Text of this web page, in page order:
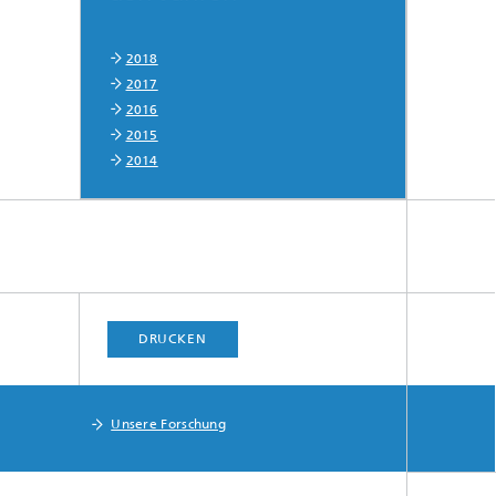
2018
2017
2016
2015
2014
DRUCKEN
Unsere Forschung